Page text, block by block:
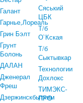
Галант
Гарнье,Лореаль
Грин Бэлт
Грунт
Болонь
ДАЛАН
Дженерал
Фреш
Дзержинскбытхим
Сяський
ЦБК
Т/б
О`Кская
Т/б
Сыктывкар
Технологии
Дохлокс
ТИМЭКС-
ПРО